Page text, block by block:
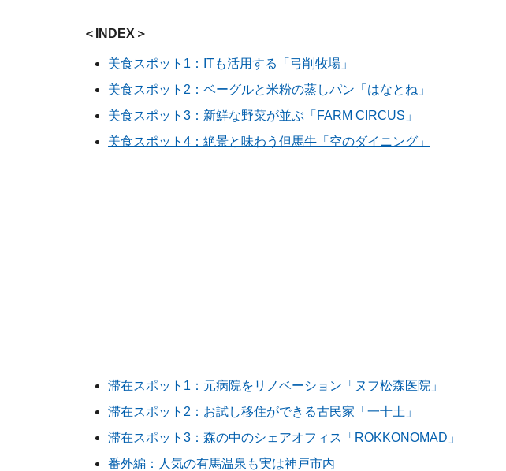
＜INDEX＞
美食スポット1：ITも活用する「弓削牧場」
美食スポット2：ベーグルと米粉の蒸しパン「はなとね」
美食スポット3：新鮮な野菜が並ぶ「FARM CIRCUS」
美食スポット4：絶景と味わう但馬牛「空のダイニング」
滞在スポット1：元病院をリノベーション「ヌフ松森医院」
滞在スポット2：お試し移住ができる古民家「一十土」
滞在スポット3：森の中のシェアオフィス「ROKKONOMAD」
番外編：人気の有馬温泉も実は神戸市内